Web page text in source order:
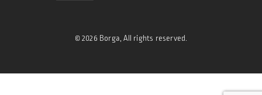
© 2026 Borga, All rights reserved.